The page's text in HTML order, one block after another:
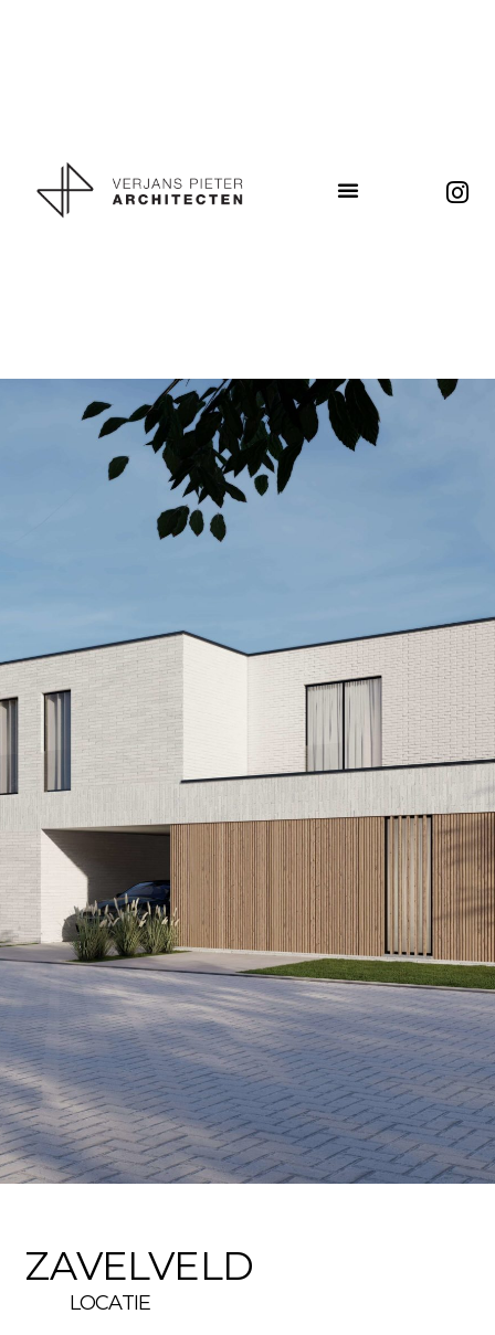
ZAVELVELD
LOCATIE